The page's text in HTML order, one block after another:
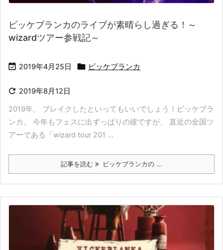
ビッケブランカのライブが素晴らし過ぎる！～
wizardツアー参戦記～
 2019年4月25日  ビッケブランカ
 2019年8月12日
2019年、 ブレイクしたといってもいいでしょう！ビッケブラ
ンカ。 今年もフェスに出ずっぱりの彼ですが、 直近の全国ツ
アーである「wizard tour 201 ...
記事を読む ビッケブランカの ...